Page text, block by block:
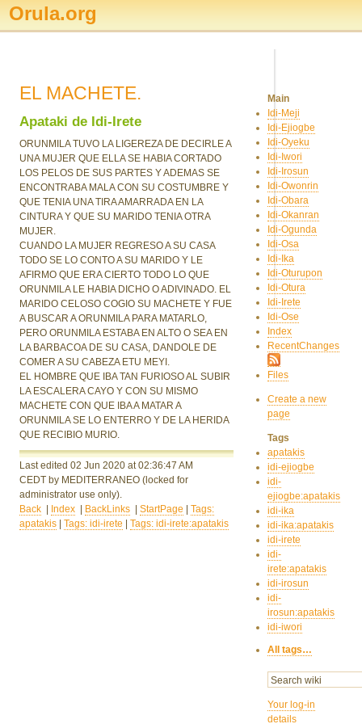
Orula.org
EL MACHETE.
Apataki de Idi-Irete
ORUNMILA TUVO LA LIGEREZA DE DECIRLE A
UNA MUJER QUE ELLA SE HABIA CORTADO
LOS PELOS DE SUS PARTES Y ADEMAS SE
ENCONTRABA MALA CON SU COSTUMBRE Y
QUE TENIA UNA TIRA AMARRADA EN LA
CINTURA Y QUE SU MARIDO TENIA OTRA
MUJER.
CUANDO LA MUJER REGRESO A SU CASA
TODO SE LO CONTO A SU MARIDO Y LE
AFIRMO QUE ERA CIERTO TODO LO QUE
ORUNMILA LE HABIA DICHO O ADIVINADO. EL
MARIDO CELOSO COGIO SU MACHETE Y FUE
A BUSCAR A ORUNMILA PARA MATARLO,
PERO ORUNMILA ESTABA EN ALTO O SEA EN
LA BARBACOA DE SU CASA, DANDOLE DE
COMER A SU CABEZA ETU MEYI.
EL HOMBRE QUE IBA TAN FURIOSO AL SUBIR
LA ESCALERA CAYO Y CON SU MISMO
MACHETE CON QUE IBA A MATAR A
ORUNMILA SE LO ENTERRO Y DE LA HERIDA
QUE RECIBIO MURIO.
Last edited 02 Jun 2020at 02:36:47 AM
CEDTby MEDITERRANEO(locked for
administrator use only).
Back | Index | BackLinks |StartPage |Tags:
apatakis |Tags: idi-irete |Tags: idi-irete:apatakis
Main
Idi-Meji
Idi-Ejiogbe
Idi-Oyeku
Idi-Iwori
Idi-Irosun
Idi-Owonrin
Idi-Obara
Idi-Okanran
Idi-Ogunda
Idi-Osa
Idi-Ika
Idi-Oturupon
Idi-Otura
Idi-Irete
Idi-Ose
Index
RecentChanges
Files
Create a new
page
Tags
apatakis
idi-ejiogbe
idi-
ejiogbe:apatakis
idi-ika
idi-ika:apatakis
idi-irete
idi-
irete:apatakis
idi-irosun
idi-
irosun:apatakis
idi-iwori
All tags…
Your log-in
details